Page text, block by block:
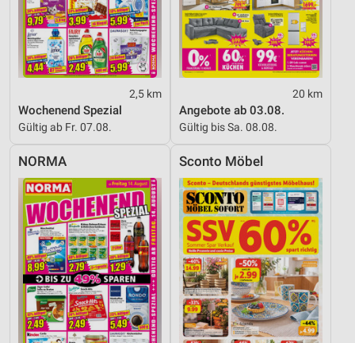
2,5 km
Wochenend Spezial
Gültig ab Fr. 07.08.
20 km
Angebote ab 03.08.
Gültig bis Sa. 08.08.
NORMA Sconto Möbel